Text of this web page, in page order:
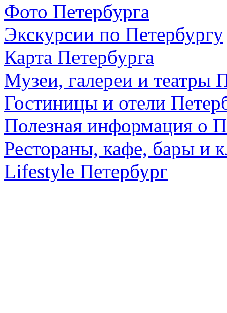
Фото Петербурга
Экскурсии по Петербургу
Карта Петербурга
Музеи, галереи и театры
Гостиницы и отели
Полезная информация о
Рестораны, кафе, бары и
Lifestyle Петербург